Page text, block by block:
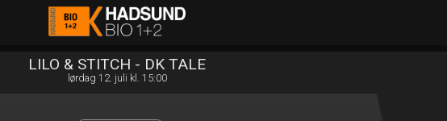
Hadsund Bio 1+2
LILO & STITCH - DK TALE
lørdag 12. juli kl. 15:00
front05-temp 083247